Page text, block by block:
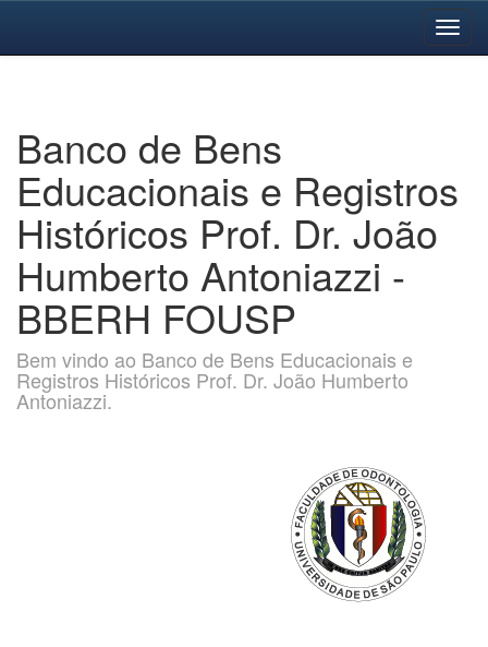
Banco de Bens
Educacionais e Registros
Históricos Prof. Dr. João
Humberto Antoniazzi -
BBERH FOUSP
Bem vindo ao Banco de Bens Educacionais e
Registros Históricos Prof. Dr. João Humberto
Antoniazzi.